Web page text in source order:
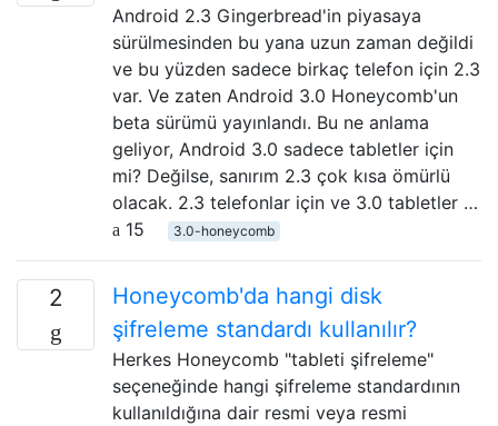
Android 2.3 Gingerbread'in piyasaya
sürülmesinden bu yana uzun zaman değildi
ve bu yüzden sadece birkaç telefon için 2.3
var. Ve zaten Android 3.0 Honeycomb'un
beta sürümü yayınlandı. Bu ne anlama
geliyor, Android 3.0 sadece tabletler için
mi? Değilse, sanırım 2.3 çok kısa ömürlü
olacak. 2.3 telefonlar için ve 3.0 tabletler …
15
3.0-honeycomb
2
Honeycomb'da hangi disk
şifreleme standardı kullanılır?
Herkes Honeycomb "tableti şifreleme"
seçeneğinde hangi şifreleme standardının
kullanıldığına dair resmi veya resmi